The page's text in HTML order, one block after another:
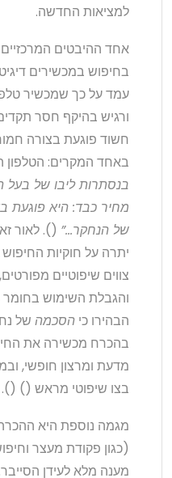
למציאות החדשה.
אחד ההיבטים
בחיפוש במכשירים
עמד על כך שמכשיר
ורגיש בהיקף חסר
חשוד פוגעת בצורה
באחד המקרים:
בנסתרות ליבו של בעל
מחיר כבד: היא פוגעת
של הנחקר…” (). לאור
יתרה על חוקיות
צווים שיפוטיים
והגבלת השימוש
הבהירו כי הסכמה של
בהכרח מכשירה את
מדעת ומרצון חופשי,
בצו שיפוטי מראש () ().
מגמה נוספת היא
(כגון פקודת מעצר
מענה מלא לעידן